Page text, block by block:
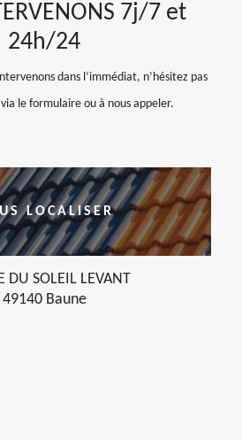
7j/7 et
24h/24
dans l’immédiat, n’hésitez pas
le formulaire ou à nous appeler.
LOCALISER
DU SOLEIL LEVANT
49140 Baune